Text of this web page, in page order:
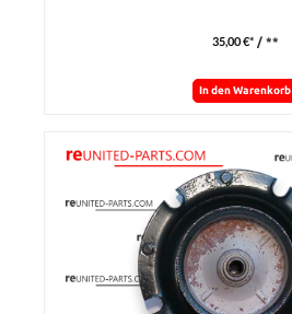
35,00 €* / **
In den Warenkorb